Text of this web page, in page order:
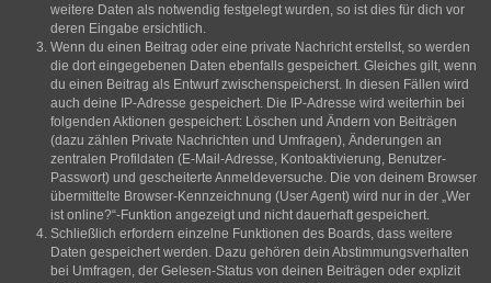
weitere Daten als notwendig festgelegt wurden, so ist dies für dich vor
deren Eingabe ersichtlich.
Wenn du einen Beitrag oder eine private Nachricht erstellst, so werden
die dort eingegebenen Daten ebenfalls gespeichert. Gleiches gilt, wenn
du einen Beitrag als Entwurf zwischenspeicherst. In diesen Fällen wird
auch deine IP-Adresse gespeichert. Die IP-Adresse wird weiterhin bei
folgenden Aktionen gespeichert: Löschen und Ändern von Beiträgen
(dazu zählen Private Nachrichten und Umfragen), Änderungen an
zentralen Profildaten (E-Mail-Adresse, Kontoaktivierung, Benutzer-
Passwort) und gescheiterte Anmeldeversuche. Die von deinem Browser
übermittelte Browser-Kennzeichnung (User Agent) wird nur in der „Wer
ist online?“-Funktion angezeigt und nicht dauerhaft gespeichert.
Schließlich erfordern einzelne Funktionen des Boards, dass weitere
Daten gespeichert werden. Dazu gehören dein Abstimmungsverhalten
bei Umfragen, der Gelesen-Status von deinen Beiträgen oder explizit